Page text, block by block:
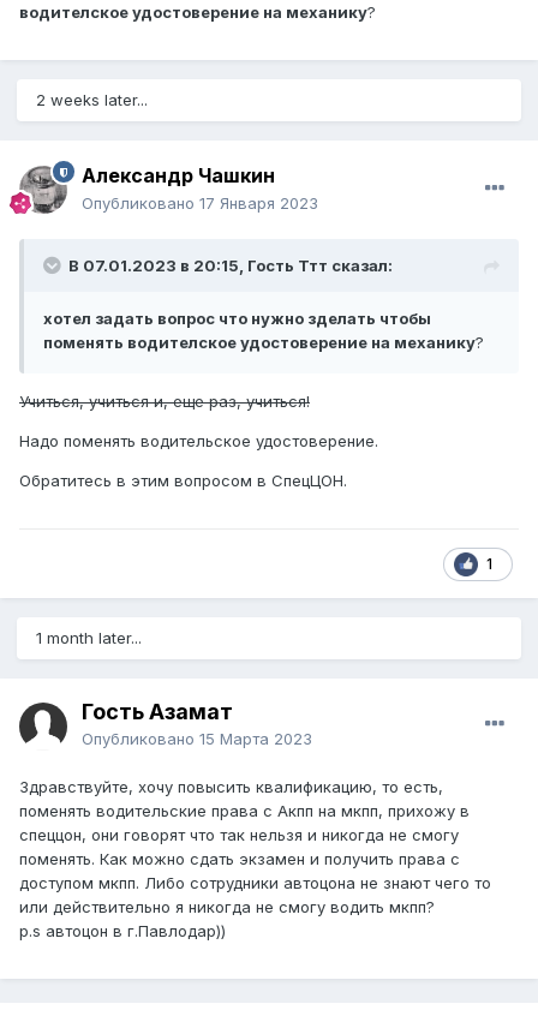
водителское удостоверение на механику?
2 weeks later...
Александр Чашкин
Опубликовано 17 Января 2023
В 07.01.2023 в 20:15, Гость Ттт сказал:
хотел задать вопрос что нужно зделать чтобы
поменять водителское удостоверение на механику?
Учиться, учиться и, еще раз, учиться!
Надо поменять водительское удостоверение.
Обратитесь в этим вопросом в СпецЦОН.
1
1 month later...
Гость Азамат
Опубликовано 15 Марта 2023
Здравствуйте, хочу повысить квалификацию, то есть,
поменять водительские права с Акпп на мкпп, прихожу в
спеццон, они говорят что так нельзя и никогда не смогу
поменять. Как можно сдать экзамен и получить права с
доступом мкпп. Либо сотрудники автоцона не знают чего то
или действительно я никогда не смогу водить мкпп?
p.s автоцон в г.Павлодар))